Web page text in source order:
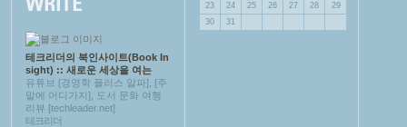
테크리더의 북인사이트(Book In
sight) :: 새로운 세상을 여는
유튜브 [경영학 플러스 알파], [주
말에 어디가지], 도서 문화 여행
리뷰 [techleader.net]
테크리더
23
24 25 26 27 28
29
30
31